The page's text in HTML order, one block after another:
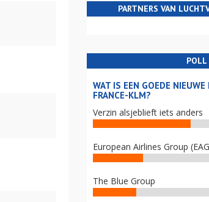
PARTNERS VAN
POLL
WAT IS EEN GOEDE
FRANCE-KLM?
Verzin alsjeblieft iets anders
European Airlines Group
The Blue Group